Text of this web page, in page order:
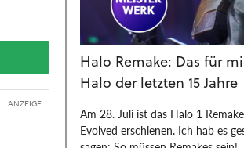
ANZEIGE